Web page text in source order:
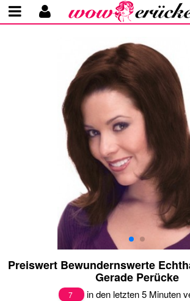
Preiswert Bewundernswerte
Gerade Perücke
7 in den letzten 5 Minuten